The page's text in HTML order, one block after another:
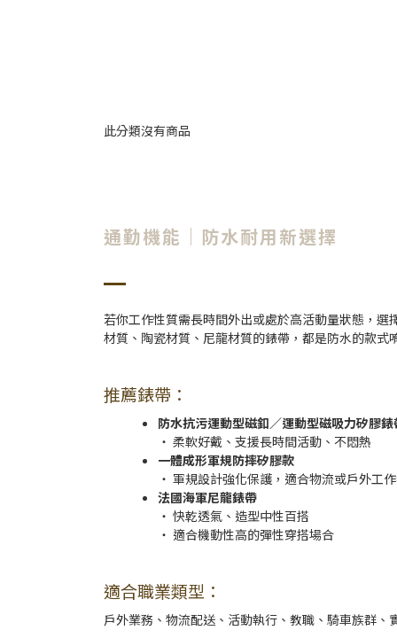
此分類沒有商品
通勤機能｜防水耐用新選擇
若你工作性質需長時間外出或處於高活動量狀態，
材質、陶瓷材質、尼龍材質的錶帶，都是防水的款式
推薦錶帶：
防水抗污運動型磁釦／運動型磁吸力矽膠錶
‧ 柔軟好戴、支援長時間活動、不悶熱
一體成形軍規防摔矽膠款
‧ 軍規設計強化保護，適合物流或戶外工
法國海軍尼龍錶帶
‧ 快乾透氣、造型中性百搭
‧ 適合機動性高的彈性穿搭場合
適合職業類型：
戶外業務、物流配送、活動執行、教職、騎車族群、